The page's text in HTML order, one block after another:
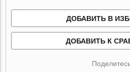
ДОБАВИТЬ В
ДОБАВИТЬ К